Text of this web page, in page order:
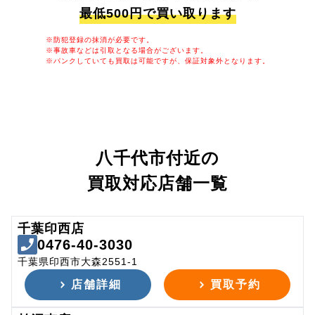
最低500円で買い取ります
※防犯登録の抹消が必要です。
※事故車などは引取となる場合がございます。
※パンクしていても買取は可能ですが、保証対象外となります。
八千代市付近の
買取対応店舗一覧
千葉印西店
0476-40-3030
千葉県印西市大森2551-1
店舗詳細 買取予約